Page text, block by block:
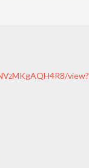
view?